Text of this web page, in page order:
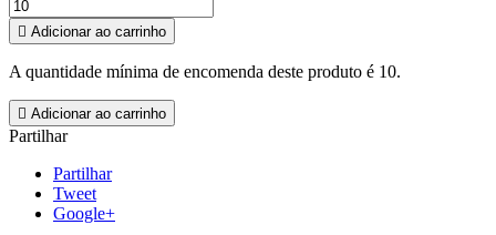
 Adicionar ao carrinho
A quantidade mínima de encomenda deste produto é 10.
 Adicionar ao carrinho
Partilhar
Partilhar
Tweet
Google+